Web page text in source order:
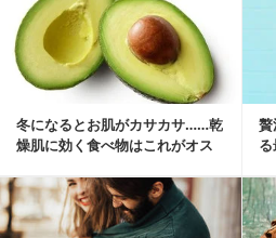
冬になるとお肌がカサカサ……乾
燥肌に効く食べ物はこれがオス
贅